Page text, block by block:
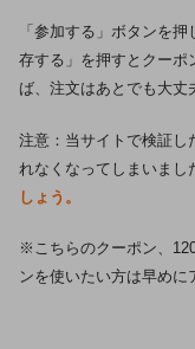
「参加する」ボタンを
存する」を押すとクーポ
ば、注文はあとでも大丈
注意：当サイトで検証し
れなくなってしまいまし
しょう。
※こちらのクーポン、
ンを使いたい方は早めに